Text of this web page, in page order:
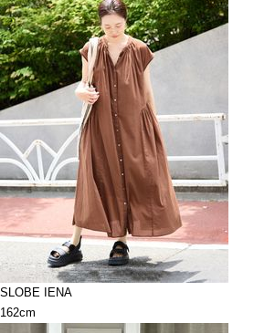
SLOBE IENA
162cm